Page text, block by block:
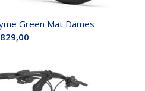
Green Mat Dames
829,00